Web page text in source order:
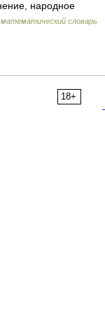
народное
словарь
18+